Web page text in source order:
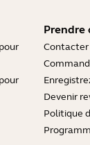
Prendre
Contacter
Devenir
Politique